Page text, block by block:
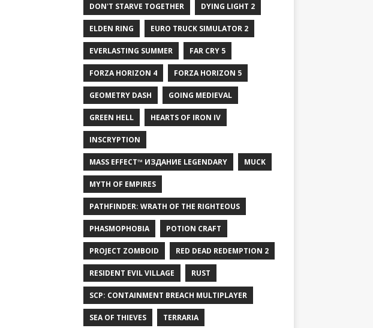
DON'T STARVE TOGETHER DYING LIGHT 2
ELDEN RING EURO TRUCK SIMULATOR 2
EVERLASTING SUMMER FAR CRY 5
FORZA HORIZON 4 FORZA HORIZON 5
GEOMETRY DASH GOING MEDIEVAL
GREEN HELL HEARTS OF IRON IV
INSCRYPTION
MASS EFFECT™ ИЗДАНИЕ LEGENDARY MUCK
MYTH OF EMPIRES
PATHFINDER: WRATH OF THE RIGHTEOUS
PHASMOPHOBIA POTION CRAFT
PROJECT ZOMBOID RED DEAD REDEMPTION 2
RESIDENT EVIL VILLAGE RUST
SCP: CONTAINMENT BREACH MULTIPLAYER
SEA OF THIEVES TERRARIA